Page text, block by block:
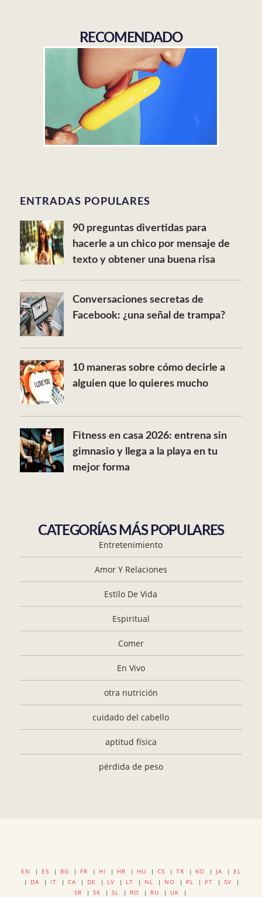
RECOMENDADO
ENTRADAS POPULARES
90 preguntas divertidas para
hacerle a un chico por mensaje de
texto y obtener una buena risa
Conversaciones secretas de
Facebook: ¿una señal de trampa?
10 maneras sobre cómo decirle a
alguien que lo quieres mucho
Fitness en casa 2026: entrena sin
gimnasio y llega a la playa en tu
mejor forma
CATEGORÍAS MÁS POPULARES
Entretenimiento
Amor Y Relaciones
Estilo De Vida
Espiritual
Comer
En Vivo
otra nutrición
cuidado del cabello
aptitud física
pérdida de peso
EN | ES | BG | FR | HI | HR | HU | CS | TR | KO | JA | EL
| DA | IT | CA | DE | LV | LT | NL | NO | PL | PT | SV |
SR | SK | SL | RO | RU | UK |